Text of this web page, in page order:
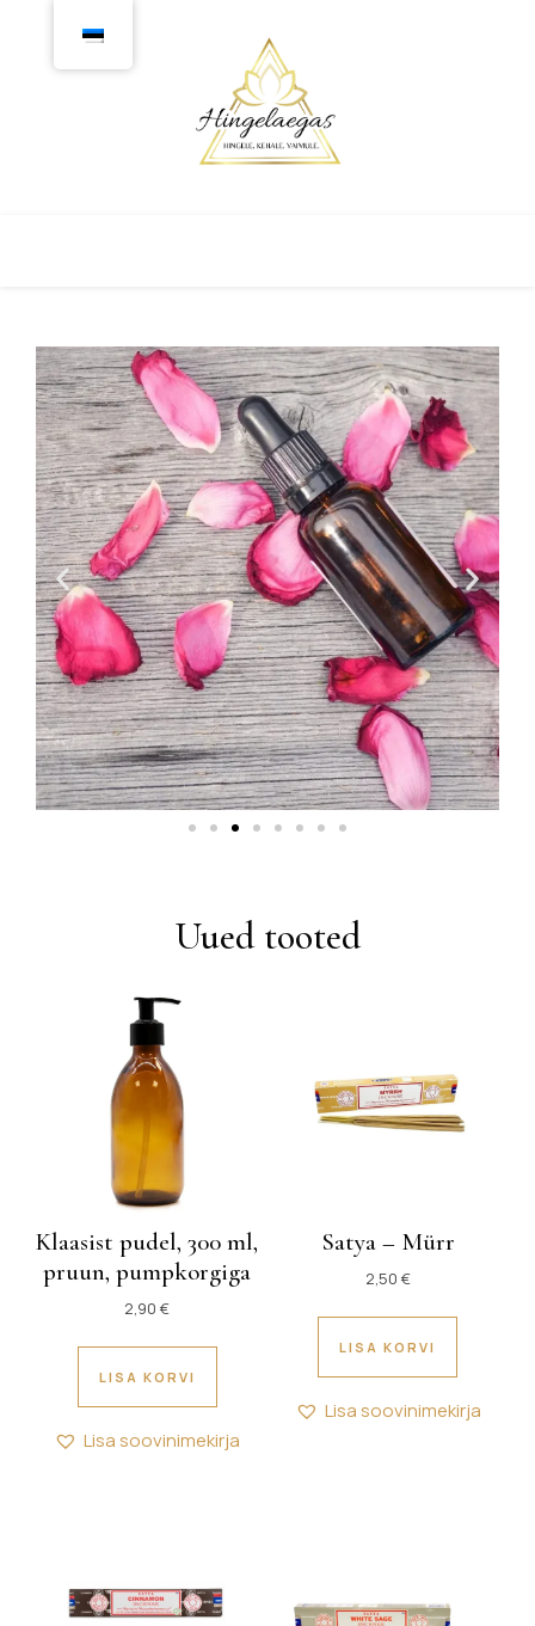
Uued tooted
Klaasist pudel, 300 ml,
pruun, pumpkorgiga
2,90€
LISA KORVI
Lisa soovinimekirja
Satya – Mürr
2,50 €
LISA KORVI
Lisa soovinimekirja